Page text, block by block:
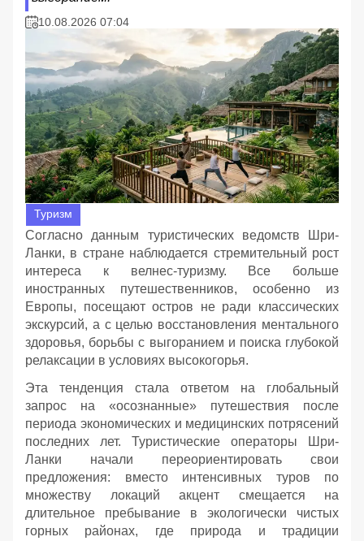
10.08.2026 07:04
Туризм
Согласно данным туристических ведомств Шри-
Ланки, в стране наблюдается стремительный рост
интереса к велнес-туризму. Все больше
иностранных путешественников, особенно из
Европы, посещают остров не ради классических
экскурсий, а с целью восстановления ментального
здоровья, борьбы с выгоранием и поиска глубокой
релаксации в условиях высокогорья.
Эта тенденция стала ответом на глобальный
запрос на «осознанные» путешествия после
периода экономических и медицинских потрясений
последних лет. Туристические операторы Шри-
Ланки начали переориентировать свои
предложения: вместо интенсивных туров по
множеству локаций акцент смещается на
длительное пребывание в экологически чистых
горных районах, где природа и традиции